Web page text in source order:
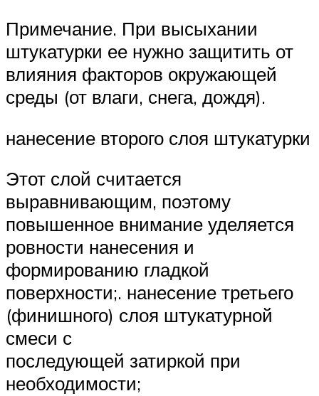
Примечание. При высыхании
штукатурки ее нужно защитить от
влияния факторов окружающей
среды (от влаги, снега, дождя).
нанесение второго слоя штукатурки
Этот слой считается
выравнивающим, поэтому
повышенное внимание уделяется
ровности нанесения и
формированию гладкой
поверхности;. нанесение третьего
(финишного) слоя штукатурной
смеси с
последующей затиркой при
необходимости;